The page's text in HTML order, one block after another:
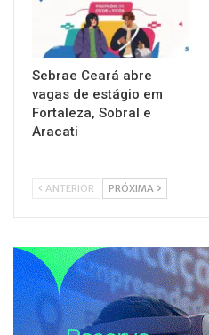
Sebrae Ceará abre
vagas de estágio em
Fortaleza, Sobral e
Aracati
ANTERIOR PRÓXIMA